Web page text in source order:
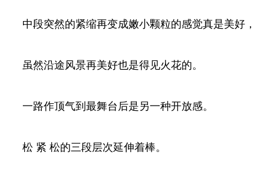
中段突然的紧缩再变成嫩小颗粒的感觉真是美好，
虽然沿途风景再美好也是得见火花的。
一路作顶气到最舞台后是另一种开放感。
松 紧 松的三段层次延伸着棒。